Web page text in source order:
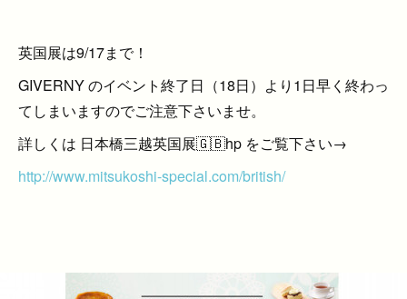
英国展は9/17まで！
GIVERNY のイベント終了日（18日）より1日早く終わっ
てしまいますのでご注意下さいませ。
詳しくは 日本橋三越英国展🇬🇧hp をご覧下さい→
http://www.mitsukoshi-special.com/british/